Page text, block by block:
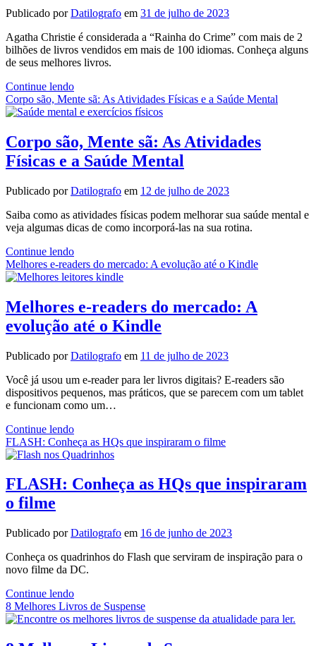
Publicado porDatilografo em 31 de julho de 2023
Agatha Christie é considerada a “Rainha do Crime” com mais de 2
bilhões de livros vendidos em mais de 100 idiomas. Conheça alguns
de seus melhores livros.
Continue lendoA
Rainha
do
melhores
livros
Agatha
Christie
Corpo são, Mente sã: As Atividades Físicas e a Saúde Mental
Corpo são, Mente sã: As Atividades
Físicas e a Saúde Mental
Publicado porDatilografo em 12 de julho de 2023
Saiba como as atividades físicas podem melhorar sua saúde mental e
veja algumas dicas de como incorporá-las na sua rotina.
Continue lendoCorpo
são,
Mente
Atividades
Físicas
a
Saúde
Mental
Melhores e-readers do mercado: A evolução até o Kindle
Melhores e-readers do mercado: A
evolução até o Kindle
Publicado porDatilografo em 11 de julho de 2023
Você já usou um e-reader para ler livros digitais? E-readers são
dispositivos pequenos, mas práticos, que se parecem com um tablet
e funcionam como um…
Continue lendoMelhores
e-
readers
mercado:
A
o
Kindle
FLASH: Conheça as HQs que inspiraram o filme
FLASH: Conheça as HQs que inspiraram
o filme
Publicado porDatilografo em 16 de junho de 2023
Conheça os quadrinhos do Flash que serviram de inspiração para o
novo filme da DC.
Continue lendoFLASH:
Conheça
as
8 Melhores Livros de Suspense